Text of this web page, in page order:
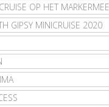
OP HET
GIPSY MINICRUISE 2020